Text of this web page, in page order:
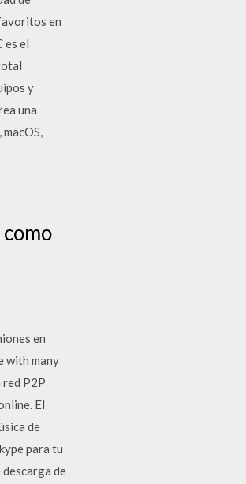
en
es el
y
una
en
with many
P2P
El
de
para tu
de